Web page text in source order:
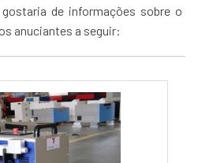
de informações sobre o
anuciantes a seguir: